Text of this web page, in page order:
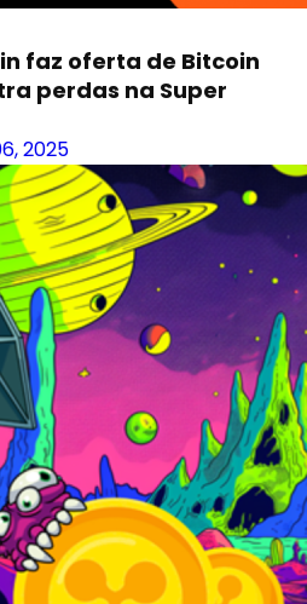
faz oferta de Bitcoin
perdas na Super
2025